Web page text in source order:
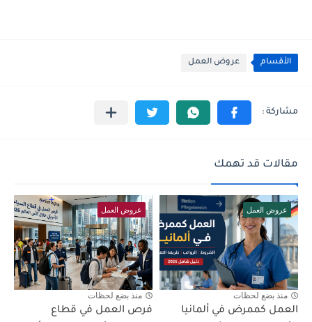
الأقسام عروض العمل
مقالات قد تهمك
عروض العمل
منذ بضع لحظات
العمل كممرض في ألمانيا
عروض العمل
منذ بضع لحظات
فرص العمل في قطاع